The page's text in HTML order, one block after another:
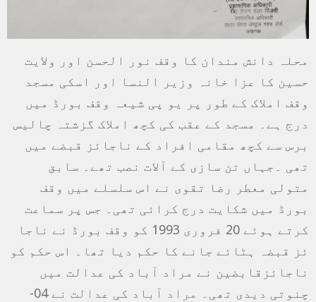
محلہ دانش مندان کا وقف نور الحسن اور ولایت
حسین کا عزا خانہ وزیر النسا اور اسکی مسجد
وقف املاک کے طور پر یو پی شیعہ وقف بورڈ میں
درج ہے۔ مسجد کے عقب کی کچھ املاک گزشتہ چالیس
برس سے کچھ مقامی افراد کے ناجائز قبضے میں
تھی ۔جہاں تن سازی کے آلات نصب تھے۔ سابق
متولی معطر رضا تقوی نے اس سلسلے میں وقف
بورڈ میں شکایت درج کرائی تھی۔ جس پر سماعت
کرتے ہوئے 20 فروری 1993 کو وقف بورڈ نے ناجا
ئز قبضہ ہٹائے جانے کا حکم دیا تھا۔ اس حکم کو
ناجائزقابضین نے مراد آباد کی عدالت میں
چنوتی دیدی تھی۔ مراد آباد کی عدالت نے 04-